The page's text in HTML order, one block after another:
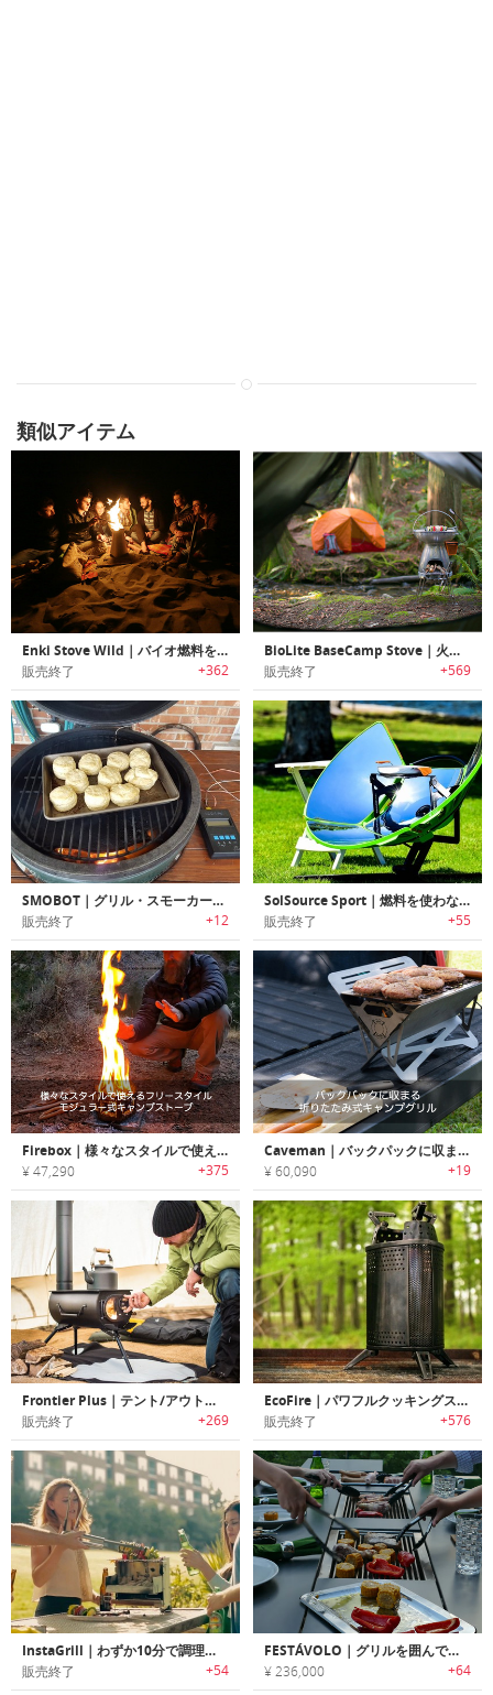
類似アイテム
Enki Stove Wild｜バイオ燃料を使用するキャンプストーブ「エンキストーブワイルド」
販売終了 +362
BioLite BaseCamp Stove｜火で発電するコッヘル
販売終了 +569
SMOBOT｜グリル・スモーカーの温度を自動調整可能なロボットダンパーシステム「スモボット」
販売終了 +12
SolSource Sport｜燃料を使わないポータブルソーラーパワーグリル「ソルソーススポーツ」
販売終了 +55
Firebox｜様々なスタイルで使えるフリースタイルモジュラー式キャンプストーブ「ファイヤーボックス」
¥ 47,290 +375
Caveman｜バックパックに収まる折りたたみ式キャンプグリル「ケーブマン」
¥ 60,090 +19
Frontier Plus｜テント/アウトドアに最適なポータブルウッドストーブ「フロンティアプラス」
販売終了 +269
EcoFire｜パワフルクッキングストーブ「エコファイア」
販売終了 +576
InstaGrill｜わずか10分で調理可能なコンパクトBBQグリル「インスタグリル」
販売終了 +54
FESTÁVOLO｜グリルを囲んで座りながら楽しめる洋風テーブル
¥ 236,000 +64